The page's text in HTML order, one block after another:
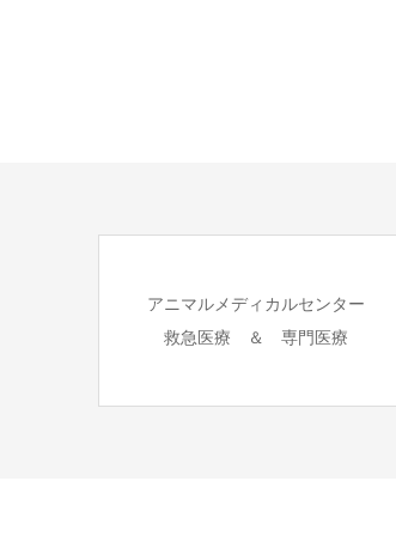
アニマルメディカルセンター
救急医療 ＆ 専門医療